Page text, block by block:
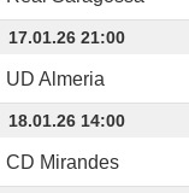
17.01.26 21:00
UD Almeria
18.01.26 14:00
CD Mirandes